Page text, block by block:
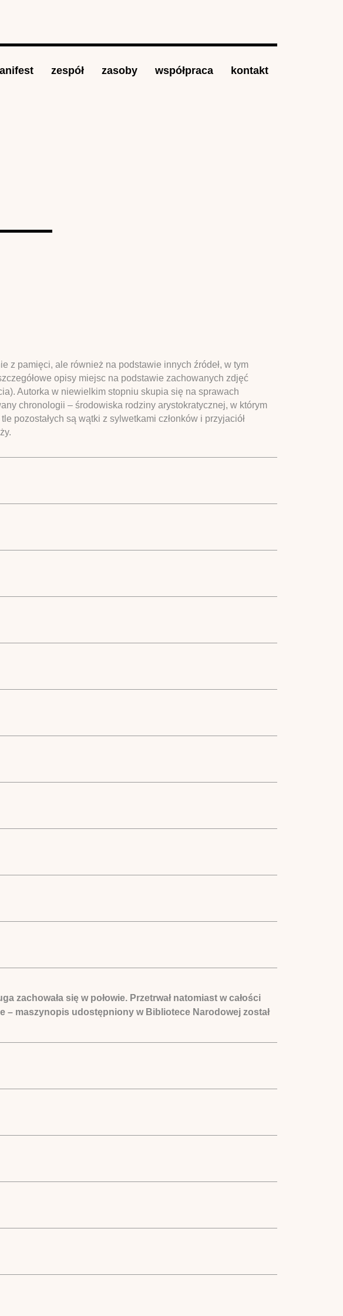
zespół zasoby współpraca kontakt
z pamięci, ale również na podstawie innych źródeł, w tym
opisy miejsc na podstawie zachowanych zdjęć
Autorka w niewielkim stopniu skupia się na sprawach
chronologii – środowiska rodziny arystokratycznej, w którym
pozostałych są wątki z sylwetkami członków i przyjaciół
zachowała się w połowie. Przetrwał natomiast w całości
– maszynopis udostępniony w Bibliotece Narodowej został